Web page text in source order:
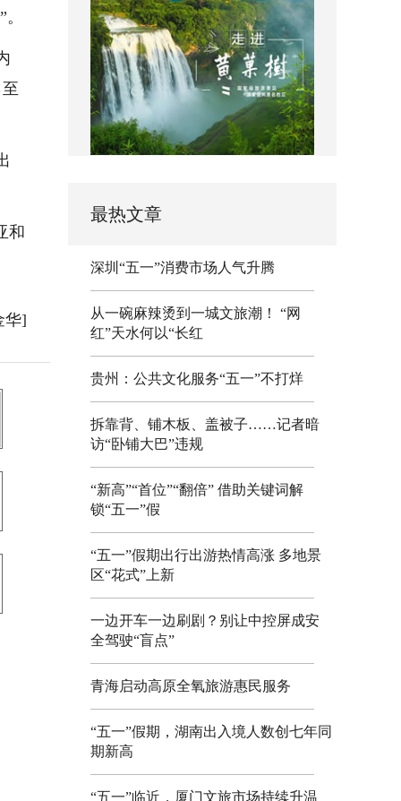
和
华]
最热文章
深圳“五一”消费市场人气升腾
从一碗麻辣烫到一城文旅潮！ “网
红”天水何以“长红
贵州：公共文化服务“五一”不打烊
拆靠背、铺木板、盖被子……记者暗
访“卧铺大巴”违规
“新高”“首位”“翻倍” 借助关键词解
锁“五一”假
“五一”假期出行出游热情高涨 多地景
区“花式”上新
一边开车一边刷剧？别让中控屏成安
全驾驶“盲点”
青海启动高原全氧旅游惠民服务
“五一”假期，湖南出入境人数创七年同
期新高
“五一”临近，厦门文旅市场持续升温